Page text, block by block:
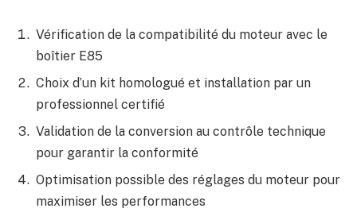
Vérification de la compatibilité du moteur avec le
boîtier E85
Choix d’un kit homologué et installation par un
professionnel certifié
Validation de la conversion au contrôle technique
pour garantir la conformité
Optimisation possible des réglages du moteur pour
maximiser les performances